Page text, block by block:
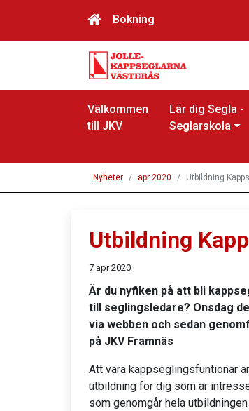
Bokning
Välkommen
till JKV
Lär dig Segla -
Seglarskola
Nyheter apr 2020 Utbildning
Utbildning
7 apr 2020
Är du nyfiken på att bli
till seglingsledare? Onsdag
via webben och sedan
på JKV Framnäs
Att vara kappseglingsfuntionär
utbildning för dig som är
som genomgår hela